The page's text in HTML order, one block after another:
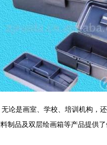
论是画室、学校、培训机构
制品及双层绘画箱等产品提供了